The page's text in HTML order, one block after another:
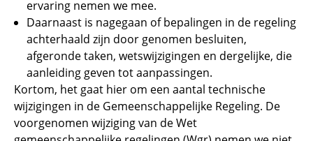
ervaring nemen we mee.
Daarnaast is nagegaan of bepalingen in de regeling
achterhaald zijn door genomen besluiten,
afgeronde taken, wetswijzigingen en dergelijke, die
aanleiding geven tot aanpassingen.
Kortom, het gaat hier om een aantal technische
wijzigingen in de Gemeenschappelijke Regeling. De
voorgenomen wijziging van de Wet